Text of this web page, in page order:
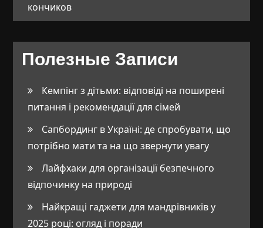
кончиков
Полезные Записи
Кемпінг з дітьми: відповіді на поширені
питання і рекомендації для сімей
Сапбординг в Україні: де спробувати, що
потрібно мати та на що звернути увагу
Лайфхаки для організації безпечного
відпочинку на природі
Найкращі гаджети для мандрівників у
2025 році: огляд і поради